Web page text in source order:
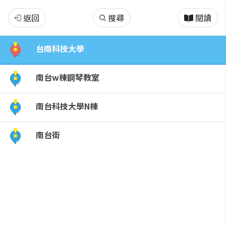
南
台
街
美
食
返回 搜尋 閱讀
台南科技大學
南台w棟鋼琴教室
南台科技大學N棟
南台街